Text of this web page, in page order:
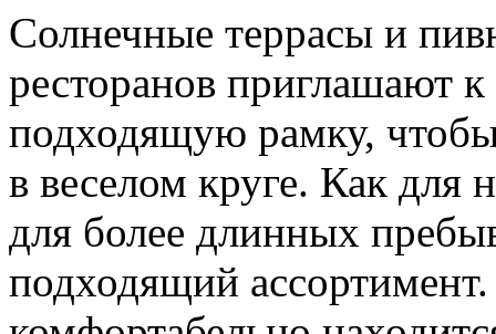
Солнечные террасы и
ресторанов приглашают
подходящую рамку,
в веселом круге. Как для
для более длинных
подходящий